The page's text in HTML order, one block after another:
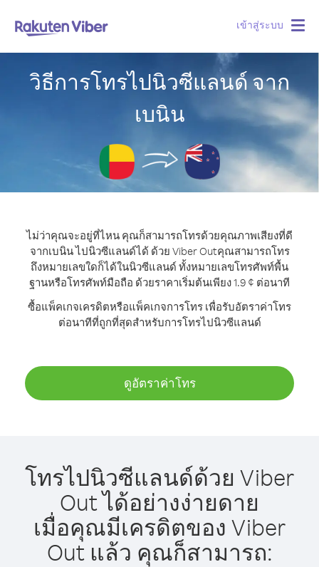
เข้าสู่ระบบ
วิธีการโทรไปนิวซีแลนด์ จาก
เบนิน
ไม่ว่าคุณจะอยู่ที่ไหน คุณก็สามารถโทรด้วยคุณภาพเสียงที่ดี
จากเบนิน ไปนิวซีแลนด์ได้ ด้วย Viber Outคุณสามารถโทร
ถึงหมายเลขใดก็ได้ในนิวซีแลนด์ ทั้งหมายเลขโทรศัพท์พื้น
ฐานหรือโทรศัพท์มือถือ ด้วยราคาเริ่มต้นเพียง 1.9 ¢ ต่อนาที
ซื้อแพ็คเกจเครดิตหรือแพ็คเกจการโทร เพื่อรับอัตราค่าโทร
ต่อนาทีที่ถูกที่สุดสำหรับการโทรไปนิวซีแลนด์
ดูอัตราค่าโทร
โทรไปนิวซีแลนด์ด้วย Viber
Out ได้อย่างง่ายดาย
เมื่อคุณมีเครดิตของ Viber
Out แล้ว คุณก็สามารถ: